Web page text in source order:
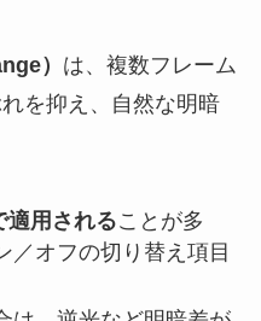
） は、複数フレーム
を抑え、自然な明暗
適用されることが多
／オフの切り替え項目